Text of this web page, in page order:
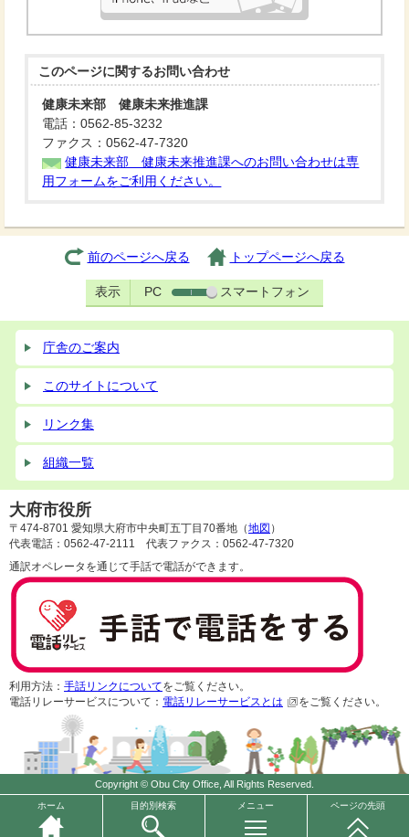
このページに関するお問い合わせ
健康未来部 健康未来推進課
電話：0562-85-3232
ファクス：0562-47-7320
健康未来部 健康未来推進課へのお問い合わせは専
用フォームをご利用ください。
前のページへ戻る トップページへ戻る
表示 PC スマートフォン
ホーム 目的別検索 メニュー ページの先頭
庁舎のご案内
このサイトについて
リンク集
組織一覧
大府市役所
〒474-8701 愛知県大府市中央町五丁目70番地（地図 ）
代表電話：0562-47-2111 代表ファクス：0562-47-7320
通訳オペレータを通じて手話で電話ができます。
利用方法： 手話リンクについてをご覧ください。
電話リレーサービスについて： 電話リレーサービスとは をご覧ください。
Copyright © Obu City Office, All Rights Reserved.